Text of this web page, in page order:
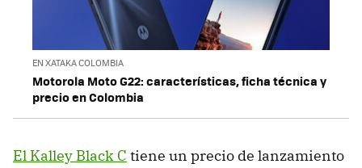
EN XATAKA COLOMBIA
Motorola Moto G22: características, ficha técnica y
precio en Colombia
El Kalley Black C tiene un precio de lanzamiento